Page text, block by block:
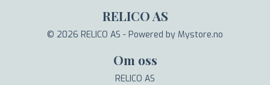
RELICO AS
© 2026 RELICO AS - Powered by Mystore.no
Om oss
RELICO AS